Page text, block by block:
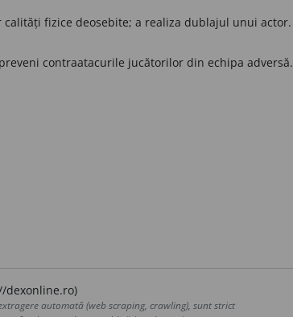
fizice deosebite; a realiza dublajul unui actor.
contraatacurile jucătorilor din echipa adversă.
dexonline.ro)
automată (web scraping, crawling), sunt strict